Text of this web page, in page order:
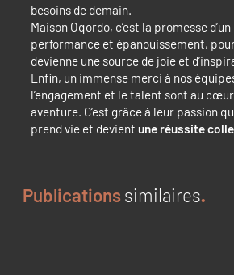
besoins de demain.
Maison Oqordo, c’est la promesse
performance et épanouissement,
devienne une source de joie et
Enfin, un immense merci à nos
l’engagement et le talent sont au
aventure. C’est grâce à leur passion
prend vie et devient une réussite
Publicationssimilaires